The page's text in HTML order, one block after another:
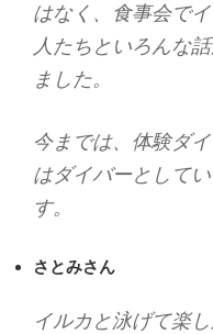
はなく、食事会で
人たちといろんな
ました。
今までは、体験ダ
はダイバーとして
す。
さとみさん
イルカと泳げて楽